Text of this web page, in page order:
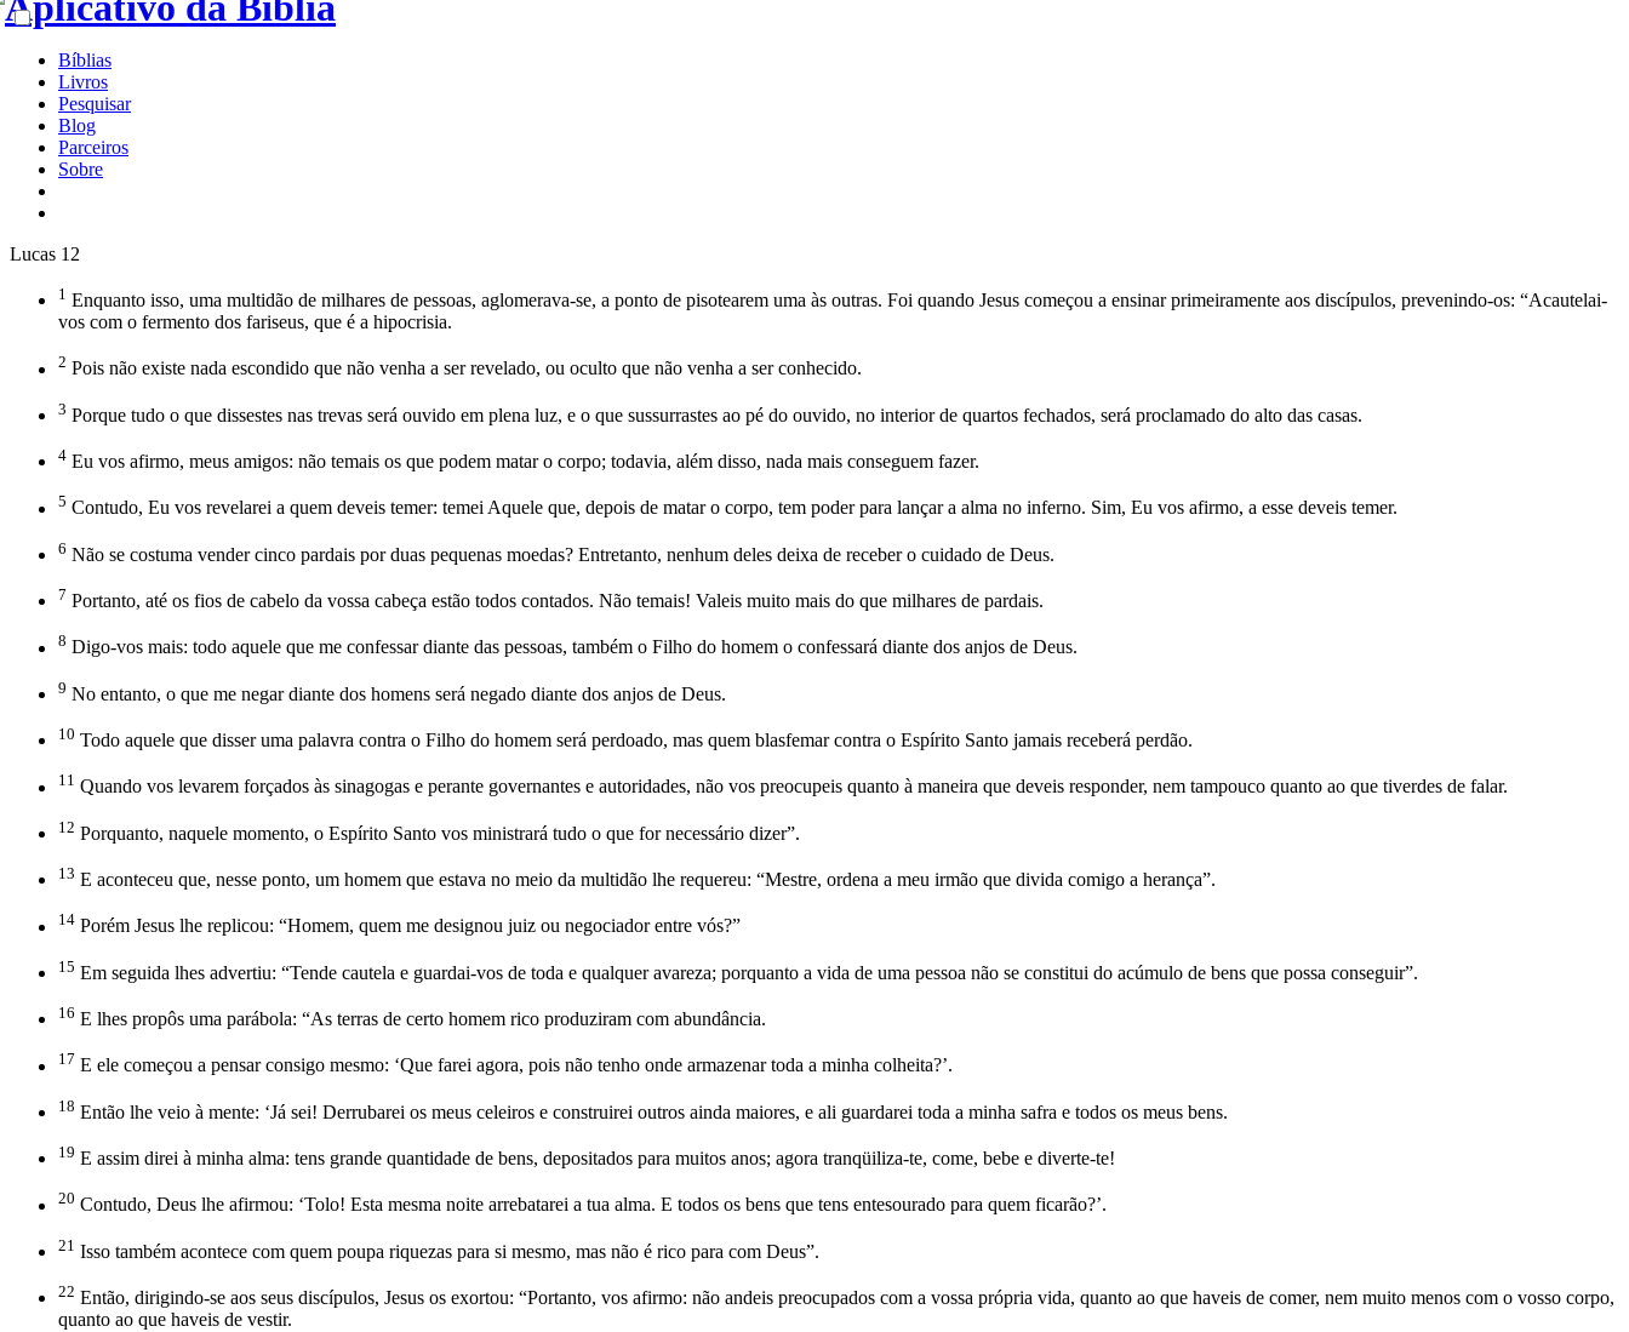
Bíblias
Livros
Pesquisar
Blog
Parceiros
Sobre
Lucas 12
1 Enquanto isso, uma multidão de milhares de pessoas, aglomerava-se, a ponto de pisotearem uma às outras. Foi quando Jesus começou a ensinar primeiramente aos discípulos, prevenindo-os: “Acautelai-
vos com o fermento dos fariseus, que é a hipocrisia.
2 Pois não existe nada escondido que não venha a ser revelado, ou oculto que não venha a ser conhecido.
3 Porque tudo o que dissestes nas trevas será ouvido em plena luz, e o que sussurrastes ao pé do ouvido, no interior de quartos fechados, será proclamado do alto das casas.
4 Eu vos afirmo, meus amigos: não temais os que podem matar o corpo; todavia, além disso, nada mais conseguem fazer.
5 Contudo, Eu vos revelarei a quem deveis temer: temei Aquele que, depois de matar o corpo, tem poder para lançar a alma no inferno. Sim, Eu vos afirmo, a esse deveis temer.
6 Não se costuma vender cinco pardais por duas pequenas moedas? Entretanto, nenhum deles deixa de receber o cuidado de Deus.
7 Portanto, até os fios de cabelo da vossa cabeça estão todos contados. Não temais! Valeis muito mais do que milhares de pardais.
8 Digo-vos mais: todo aquele que me confessar diante das pessoas, também o Filho do homem o confessará diante dos anjos de Deus.
9 No entanto, o que me negar diante dos homens será negado diante dos anjos de Deus.
10 Todo aquele que disser uma palavra contra o Filho do homem será perdoado, mas quem blasfemar contra o Espírito Santo jamais receberá perdão.
11 Quando vos levarem forçados às sinagogas e perante governantes e autoridades, não vos preocupeis quanto à maneira que deveis responder, nem tampouco quanto ao que tiverdes de falar.
12 Porquanto, naquele momento, o Espírito Santo vos ministrará tudo o que for necessário dizer”.
13 E aconteceu que, nesse ponto, um homem que estava no meio da multidão lhe requereu: “Mestre, ordena a meu irmão que divida comigo a herança”.
14 Porém Jesus lhe replicou: “Homem, quem me designou juiz ou negociador entre vós?”
15 Em seguida lhes advertiu: “Tende cautela e guardai-vos de toda e qualquer avareza; porquanto a vida de uma pessoa não se constitui do acúmulo de bens que possa conseguir”.
16 E lhes propôs uma parábola: “As terras de certo homem rico produziram com abundância.
17 E ele começou a pensar consigo mesmo: ‘Que farei agora, pois não tenho onde armazenar toda a minha colheita?’.
18 Então lhe veio à mente: ‘Já sei! Derrubarei os meus celeiros e construirei outros ainda maiores, e ali guardarei toda a minha safra e todos os meus bens.
19 E assim direi à minha alma: tens grande quantidade de bens, depositados para muitos anos; agora tranqüiliza-te, come, bebe e diverte-te!
20 Contudo, Deus lhe afirmou: ‘Tolo! Esta mesma noite arrebatarei a tua alma. E todos os bens que tens entesourado para quem ficarão?’.
21 Isso também acontece com quem poupa riquezas para si mesmo, mas não é rico para com Deus”.
22 Então, dirigindo-se aos seus discípulos, Jesus os exortou: “Portanto, vos afirmo: não andeis preocupados com a vossa própria vida, quanto ao que haveis de comer, nem muito menos com o vosso corpo,
quanto ao que haveis de vestir.